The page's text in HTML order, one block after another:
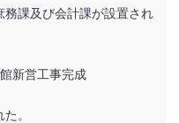
課及び会計課が設置され
新営工事完成
。